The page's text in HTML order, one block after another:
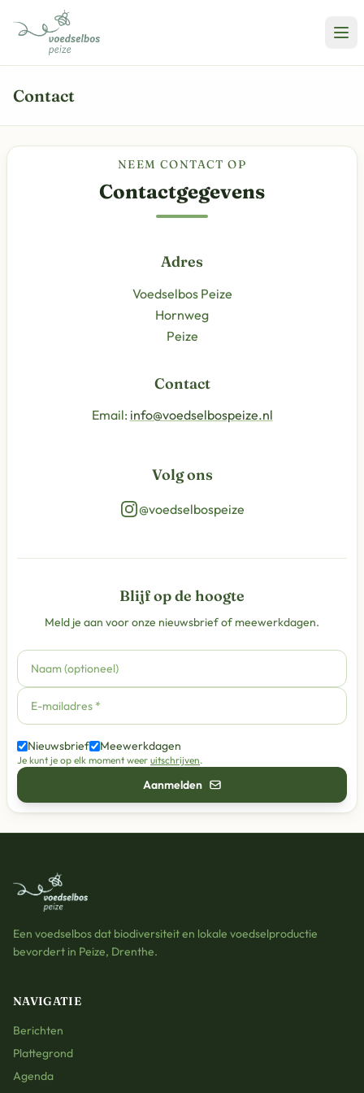
Contact
NEEM CONTACT OP
Contactgegevens
Adres
Voedselbos Peize
Hornweg
Peize
Contact
Email: info@voedselbospeize.nl
Volg ons
@voedselbospeize
Blijf op de hoogte
Meld je aan voor onze nieuwsbrief of meewerkdagen.
Nieuwsbrief Meewerkdagen
Je kunt je op elk moment weer uitschrijven.
Aanmelden
Een voedselbos dat biodiversiteit en lokale voedselproductie
bevordert in Peize, Drenthe.
NAVIGATIE
Berichten
Plattegrond
Agenda